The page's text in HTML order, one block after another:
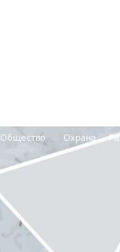
Общество Охрана